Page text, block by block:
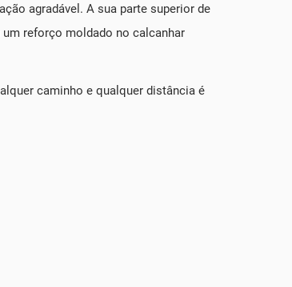
agradável. A sua parte superior de
reforço moldado no calcanhar
caminho e qualquer distância é